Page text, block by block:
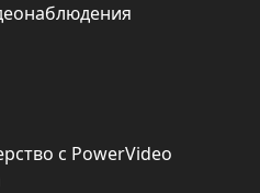
с PowerVideo